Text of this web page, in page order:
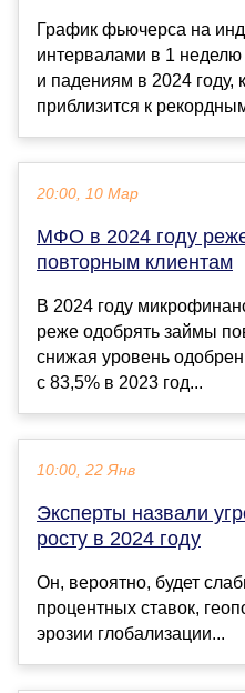
График фьючерса на
интервалами в 1 неделю
и падениям в 2024 году,
приблизится к
20:00, 10 Мар
МФО в 2024 году
повторным клиентам
В 2024 году
реже одобрять займы
снижая уровень
с 83,5% в 2023 год...
10:00, 22 Янв
Эксперты назвали
росту в 2024 году
Он, вероятно, будет
процентных ставок,
эрозии глобализации...